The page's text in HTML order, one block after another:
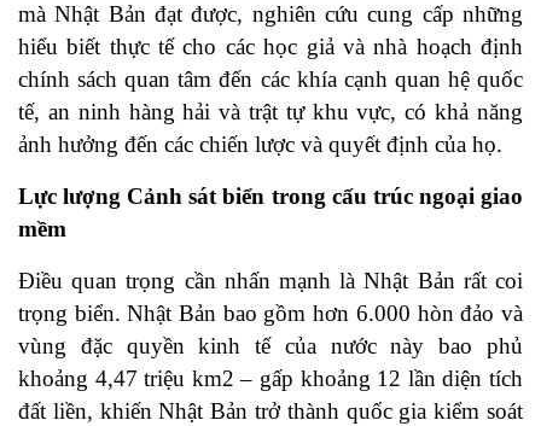
mà Nhật Bản đạt được, nghiên cứu cung cấp những
hiểu biết thực tế cho các học giả và nhà hoạch định
chính sách quan tâm đến các khía cạnh quan hệ quốc
tế, an ninh hàng hải và trật tự khu vực, có khả năng
ảnh hưởng đến các chiến lược và quyết định của họ.
Lực lượng Cảnh sát biển trong cấu trúc ngoại giao
mềm
Điều quan trọng cần nhấn mạnh là Nhật Bản rất coi
trọng biển. Nhật Bản bao gồm hơn 6.000 hòn đảo và
vùng đặc quyền kinh tế của nước này bao phủ
khoảng 4,47 triệu km2 – gấp khoảng 12 lần diện tích
đất liền, khiến Nhật Bản trở thành quốc gia kiểm soát